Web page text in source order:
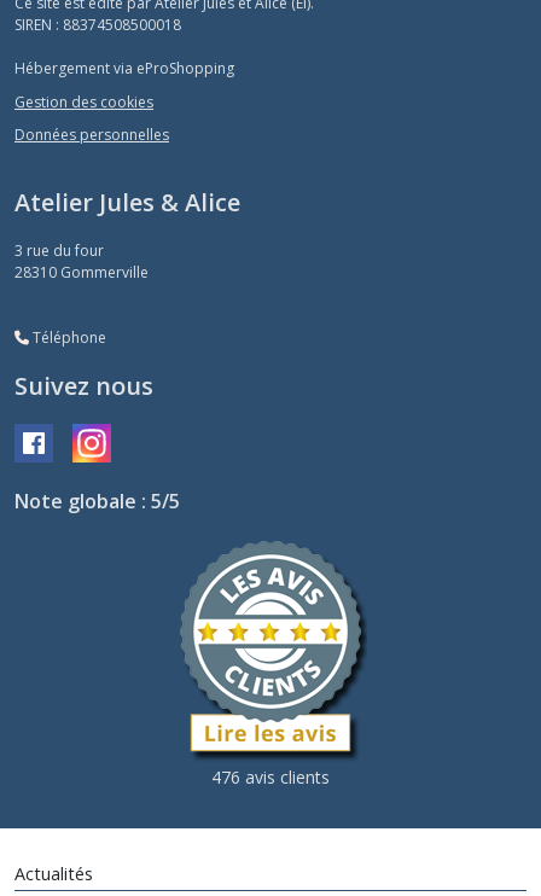
SIREN : 88374508500018
Hébergement via eProShopping
Gestion des cookies
Données personnelles
Atelier Jules & Alice
3 rue du four
28310 Gommerville
Téléphone
Suivez nous
Note globale : 5/5
476 avis clients
Actualités